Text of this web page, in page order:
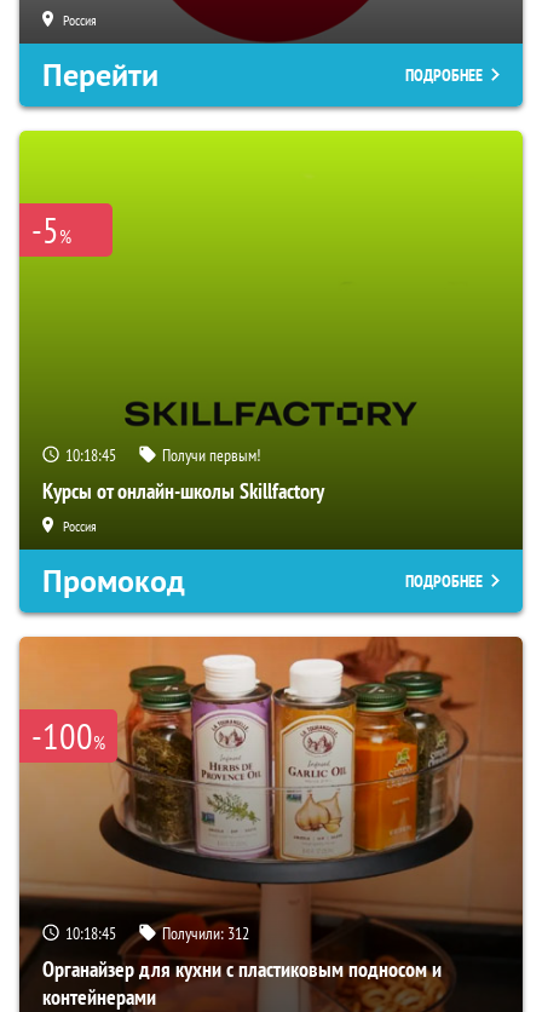
Россия
Перейти ПОДРОБНЕЕ
-5%
10:18:44 Получи первым!
Курсы от онлайн-школы Skillfactory
Россия
Промокод ПОДРОБНЕЕ
-100%
10:18:44 Получили: 312
Органайзер для кухни с пластиковым подносом и
контейнерами